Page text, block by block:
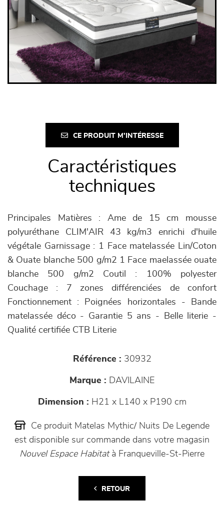
CE PRODUIT M'INTÉRESSE
Caractéristiques
techniques
Principales Matières : Ame de 15 cm mousse
polyuréthane CLIM'AIR 43 kg/m3 enrichi d'huile
végétale Garnissage : 1 Face matelassée Lin/Coton
& Ouate blanche 500 g/m2 1 Face maelassée ouate
blanche 500 g/m2 Coutil : 100% polyester
Couchage : 7 zones différenciées de confort
Fonctionnement : Poignées horizontales - Bande
matelassée déco - Garantie 5 ans - Belle literie -
Qualité certifiée CTB Literie
Référence : 30932
Marque : DAVILAINE
Dimension : H21 x L140 x P190 cm
Ce produit Matelas Mythic/ Nuits De Legende
est disponible sur commande dans votre magasin
Nouvel Espace Habitatà Franqueville-St-Pierre
RETOUR